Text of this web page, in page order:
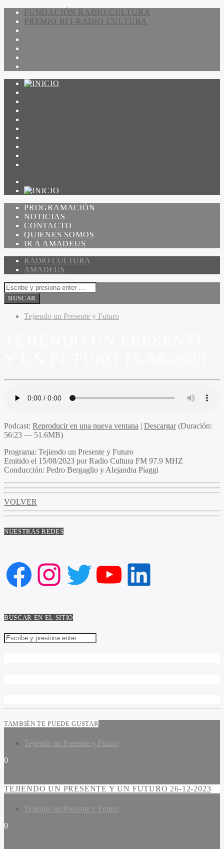
FUNDACIÓN RADIO CULTURA
PREMIO RFI-RADIO CULTURA
PROGRAMACIÓN
NOTICIAS
CONTACTO
QUIENES SOMOS
IR A AMADEUS
RADIO CULTURA
AMADEUS
Tejiendo un Presente y Futuro
Podcast: Reproducir en una nueva ventana | Descargar(Duración:
56:23 — 51.6MB)
Programa: Tejiendo un Presente y Futuro
Emitido el 15/08/2023 por Radio Cultura FM 97.9 MHZ
Conducción: Pedro Bergaglio y Alejandra Piaggi
VOLVER
NUESTRAS REDES
Facebook
Instagram
Twitter
YouTube
LinkedIn
BUSCAR EN EL SITIO
TAMBIÉN TE PUEDE GUSTAR
Tejiendo un Presente y Futuro
0
TEJIENDO UN PRESENTE Y UN FUTURO 26-12-2023
Tejiendo un Presente y Futuro
0